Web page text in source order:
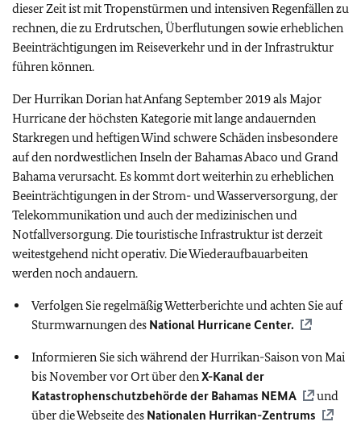
dieser Zeit ist mit Tropenstürmen und intensiven Regenfällen zu
rechnen, die zu Erdrutschen, Überflutungen sowie erheblichen
Beeinträchtigungen im Reiseverkehr und in der Infrastruktur
führen können.
Der Hurrikan Dorian hat Anfang September 2019 als Major
Hurricane der höchsten Kategorie mit lange andauernden
Starkregen und heftigen Wind schwere Schäden insbesondere
auf den nordwestlichen Inseln der Bahamas Abaco und Grand
Bahama verursacht. Es kommt dort weiterhin zu erheblichen
Beeinträchtigungen in der Strom- und Wasserversorgung, der
Telekommunikation und auch der medizinischen und
Notfallversorgung. Die touristische Infrastruktur ist derzeit
weitestgehend nicht operativ. Die Wiederaufbauarbeiten
werden noch andauern.
Verfolgen Sie regelmäßig Wetterberichte und achten Sie auf
Sturmwarnungen des National Hurricane Center.
Informieren Sie sich während der Hurrikan-Saison von Mai
bis November vor Ort über denX-Kanal der
Katastrophenschutzbehörde der Bahamas NEMA
und
über die Webseite des Nationalen Hurrikan-Zentrums